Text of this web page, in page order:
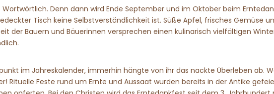
Denn dann wird Ende September und im Oktober beim
Tisch keine Selbstverständlichkeit ist. Süße Äpfel, frisches Gemüse
der Bauern und Bäuerinnen versprechen einen kulinarisch vielfältigen
im Jahreskalender, immerhin hängte von ihr das nackte Überleben ab.
Feste rund um Ernte und Aussaat wurden bereits in der Antike